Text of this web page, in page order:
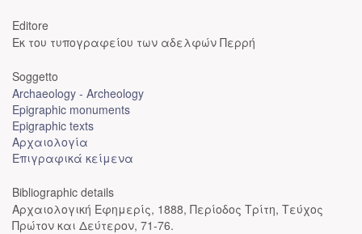
Editore
Εκ του τυπογραφείου των αδελφών Περρή
Soggetto
Archaeology - Archeology
Epigraphic monuments
Epigraphic texts
Αρχαιολογία
Επιγραφικά κείμενα
Bibliographic details
Αρχαιολογική Εφημερίς, 1888, Περίοδος Τρίτη, Τεύχος
Πρώτον και Δεύτερον, 71-76.